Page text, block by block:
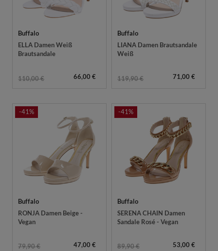
Buffalo
ELLA Damen Weiß
Brautsandale
110,00 € 66,00 €
Buffalo
LIANA Damen Brautsandale
Weiß
119,90 € 71,00 €
-41%
Buffalo
RONJA Damen Beige -
Vegan
79,90 € 47,00 €
-41%
Buffalo
SERENA CHAIN Damen
Sandale Rosé - Vegan
89,90 € 53,00 €